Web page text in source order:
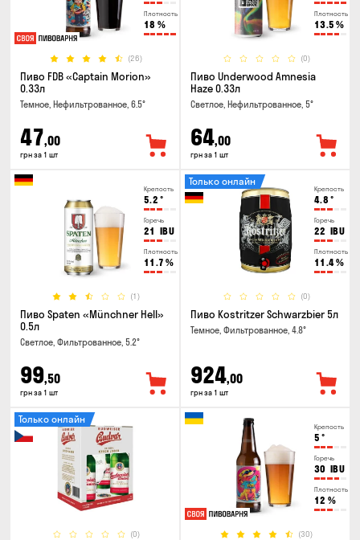
Плотность
18 %
(26)
Пиво FDB «Captain Morion»
0.33л
Темное, Нефильтрованное, 6.5°
47,00
грн за 1 шт
Плотность
13.5 %
(0)
Пиво Underwood Amnesia
Haze 0.33л
Светлое, Нефильтрованное, 5°
64,00
грн за 1 шт
Крепость
5.2 °
Горечь
21 IBU
Плотность
11.7 %
(1)
Пиво Spaten «Münchner Hell»
0.5л
Светлое, Фильтрованное, 5.2°
99,50
грн за 1 шт
Крепость
4.8 °
Горечь
22 IBU
Плотность
11.4%
(0)
Только онлайн
Пиво Kostritzer Schwarzbier 5л
Темное, Фильтрованное, 4.8°
924,00
грн за 1 шт
(0)
Только онлайн
Крепость
5 °
Горечь
30 IBU
Плотность
12 %
(30)